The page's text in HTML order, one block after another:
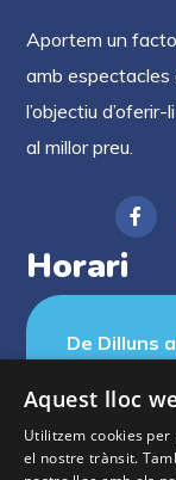
Aportem un
amb espectacles
l’objectiu
al millor preu.
Horari
De Dilluns
Aquest lloc
Utilitzem cookies
el nostre trànsit.